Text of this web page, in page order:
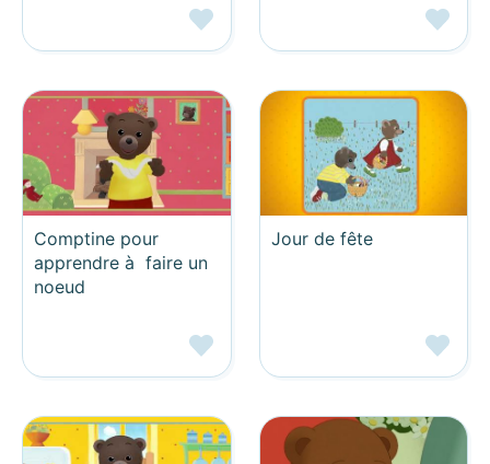
Comptine pour
apprendre à faire un
noeud
Jour de fête